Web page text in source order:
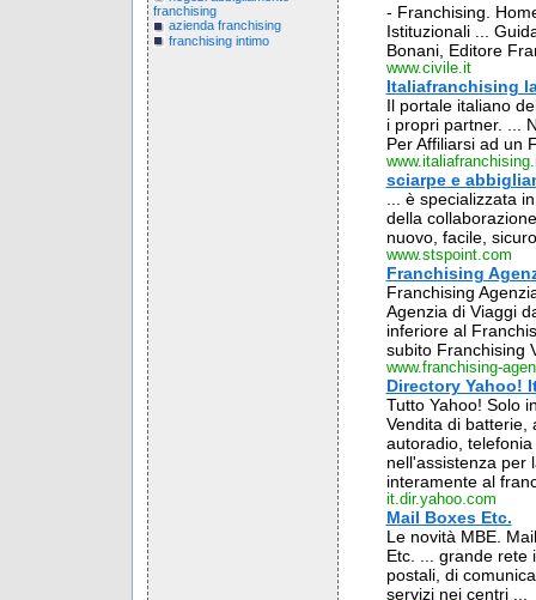
franchising
azienda franchising
franchising intimo
- Franchising.
Istituzionali ...
Bonani, Editore
www.civile.it
Italiafranchising
Il portale italiano
i propri partner. ...
Per Affiliarsi ad un
sciarpe e
... è specializzata
della
nuovo, facile,
www.stspoint.com
Franchising
Franchising
Agenzia di Viaggi
inferiore al
subito Franchising
www.franchising-
Directory Yahoo!
Tutto Yahoo! Solo
Vendita di batterie,
autoradio,
nell'assistenza per
interamente al
it.dir.yahoo.com
Mail Boxes Etc.
Le novità MBE.
Etc. ... grande rete
postali, di
servizi nei centri ...